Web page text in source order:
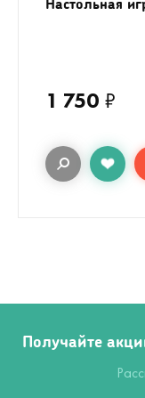
1 750 ₽
Получайте